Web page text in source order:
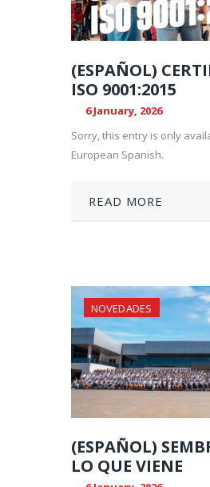
(ESPAÑOL)
ISO 9001:2015
6 January, 2026
Sorry, this entry is only
European Spanish.
READ MORE
NOVEDADES
(ESPAÑOL)
LO QUE VIENE